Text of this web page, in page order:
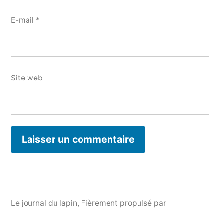
E-mail *
Site web
Le journal du lapin, Fièrement propulsé par